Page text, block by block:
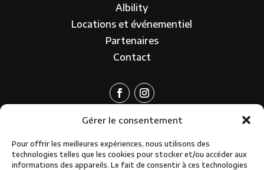
Gérer le consentement
Pour offrir les meilleures expériences, nous utilisons des
technologies telles que les cookies pour stocker et/ou accéder aux
informations des appareils. Le fait de consentir à ces technologies
Albility
Locations et événementiel
Partenaires
Contact